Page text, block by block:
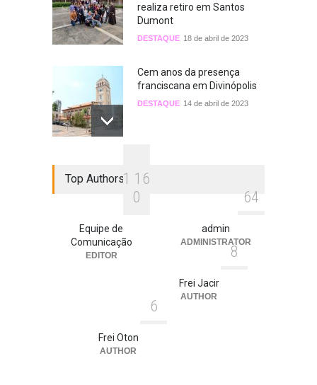
realiza retiro em Santos
Dumont
DESTAQUE 18 de abril de 2023
Cem anos da presença
franciscana em Divinópolis
DESTAQUE 14 de abril de 2023
celebra o dom de sua
vocação religiosa e
presbiteral
Top Authors1 1 6
0
Equipe de
Comunicação
EDITOR
64
admin
ADMINISTRATOR
8
Frei Jacir
AUTHOR
6
Frei Oton
AUTHOR